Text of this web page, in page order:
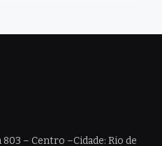
803 – Centro –Cidade: Rio de